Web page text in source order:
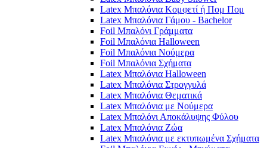
Latex Μπαλόνια Κομφετί ή Πομ Πομ
Latex Μπαλόνια Γάμου - Bachelor
Foil Μπαλόνι Γράμματα
Foil Μπαλόνια Halloween
Foil Μπαλόνια Νούμερα
Foil Μπαλόνια Σχήματα
Latex Μπαλόνια Halloween
Latex Μπαλόνια Στρογγυλά
Latex Μπαλόνια Θεματικά
Latex Μπαλόνια με Νούμερα
Latex Μπαλόνι Αποκάλυψης Φύλου
Latex Μπαλόνια Ζώα
Latex Μπαλόνια με εκτυπωμένα Σχήματα